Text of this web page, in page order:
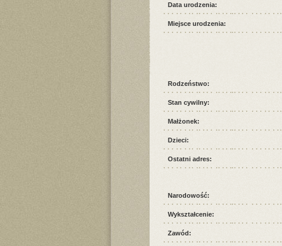
Data urodzenia:
Miejsce urodzenia:
Rodzeństwo:
Stan cywilny:
Małżonek:
Dzieci:
Ostatni adres:
Narodowość:
Wykształcenie:
Zawód: